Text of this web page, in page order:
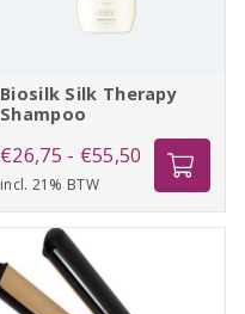
Biosilk Silk Therapy
Shampoo
€26,75 - €55,50 Prijsklasse:
€26,75
tot
incl. 21% BTW